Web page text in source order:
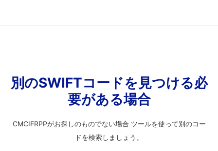
別のSWIFTコードを見つける必
要がある場合
CMCIFRPPがお探しのものでない場合 ツールを使って別のコー
ドを検索しましょう。